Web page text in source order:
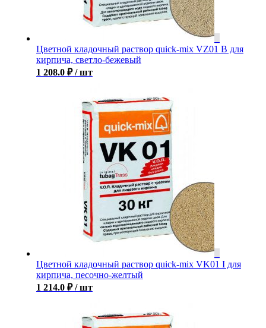
Цветной кладочный раствор quick-mix VZ01 B для
кирпича, светло-бежевый
1 208.0 ₽ / шт
Цветной кладочный раствор quick-mix VK01 I для
кирпича, песочно-желтый
1 214.0 ₽ / шт